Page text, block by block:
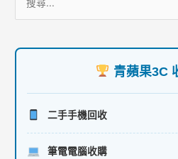
青蘋果3C
二手手機回收
筆電電腦收購
目